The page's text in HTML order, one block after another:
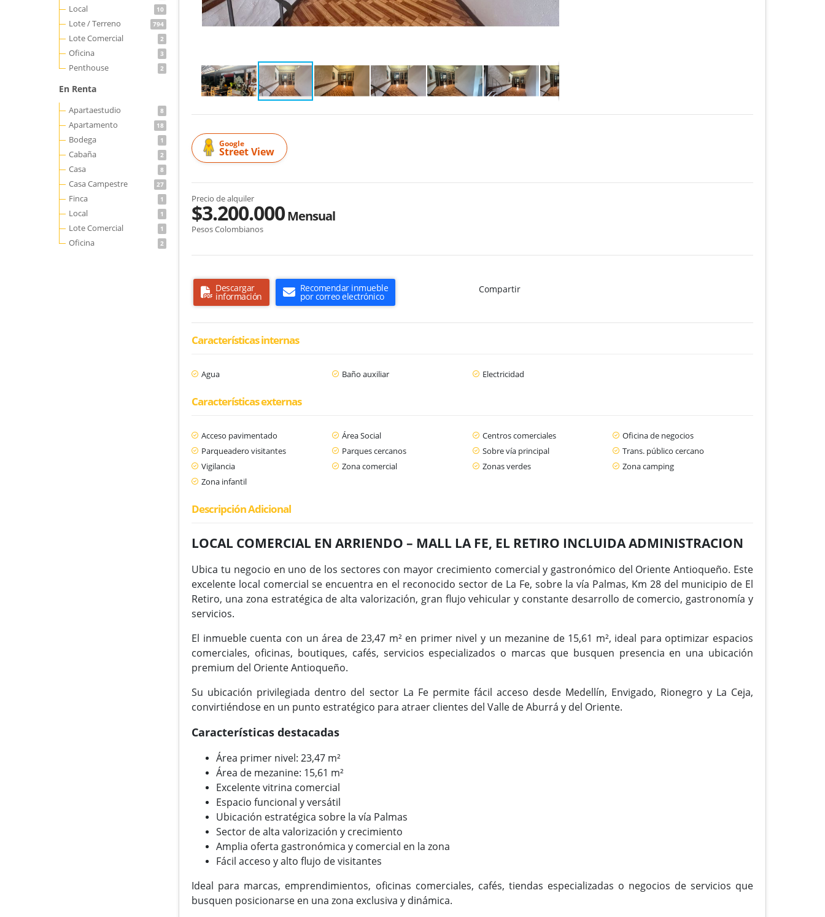
Local 10
Lote / Terreno 794
Lote Comercial 2
Oficina 3
Penthouse 2
En Renta
Apartaestudio 8
Apartamento 18
Bodega 1
Cabaña 2
Casa 8
Casa Campestre 27
Finca 1
Local 1
Lote Comercial 1
Oficina 2
Google
Street View
Precio de alquiler
$3.200.000Mensual
Pesos Colombianos
Descargar
información
Recomendar inmueble
por correo electrónico
Compartir
Características internas
Agua Baño auxiliar Electricidad
Características externas
Acceso pavimentado Área Social Centros comerciales
Oficina de negocios
Parqueadero visitantes
Parques cercanos Sobre vía principal
Trans. público cercano
Vigilancia
Zona comercial Zonas verdes
Zona camping
Zona infantil
Descripción Adicional
LOCAL COMERCIAL EN ARRIENDO – MALL LA FE, EL RETIRO INCLUIDA ADMINISTRACION
Ubica tu negocio en uno de los sectores con mayor crecimiento comercial y gastronómico del Oriente Antioqueño. Este
excelente local comercial se encuentra en el reconocido sector de La Fe, sobre la vía Palmas, Km 28 del municipio de El
Retiro, una zona estratégica de alta valorización, gran flujo vehicular y constante desarrollo de comercio, gastronomía y
servicios.
El inmueble cuenta con un área de 23,47 m² en primer nivel y un mezanine de 15,61 m², ideal para optimizar espacios
comerciales, oficinas, boutiques, cafés, servicios especializados o marcas que busquen presencia en una ubicación
premium del Oriente Antioqueño.
Su ubicación privilegiada dentro del sector La Fe permite fácil acceso desde Medellín, Envigado, Rionegro y La Ceja,
convirtiéndose en un punto estratégico para atraer clientes del Valle de Aburrá y del Oriente.
Características destacadas
Área primer nivel: 23,47 m²
Área de mezanine: 15,61 m²
Excelente vitrina comercial
Espacio funcional y versátil
Ubicación estratégica sobre la vía Palmas
Sector de alta valorización y crecimiento
Amplia oferta gastronómica y comercial en la zona
Fácil acceso y alto flujo de visitantes
Ideal para marcas, emprendimientos, oficinas comerciales, cafés, tiendas especializadas o negocios de servicios que
busquen posicionarse en una zona exclusiva y dinámica.